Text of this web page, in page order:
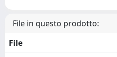
File in questo prodotto:
File